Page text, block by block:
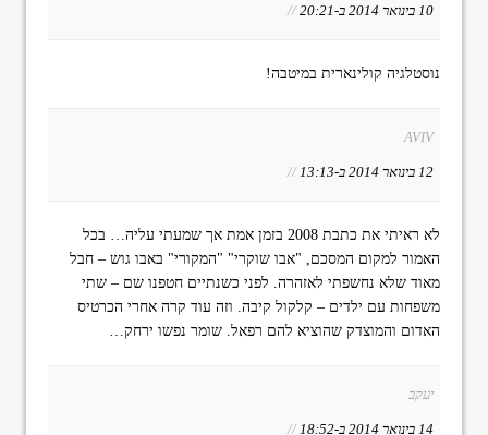
10 בינואר 2014 ב-20:21 //
נוסטלגיה קולינארית במיטבה!
AVIV
12 בינואר 2014 ב-13:13 //
לא ראיתי את כתבת 2008 בזמן אמת אך שמעתי עליה… בכל
האמור למקום המסכם, "אבו שוקרי" "המקורי" באבו גוש – חבל
מאוד שלא נחשפתי לאזהרה. לפני כשנתיים חטפנו שם – שתי
משפחות עם ילדים – קלקול קיבה. וזה עוד קרה אחרי הכרטיס
האדום והמוצדק שהוציא להם רפאל. שומר נפשו ירחק…
יעקב
14 בינואר 2014 ב-18:52 //